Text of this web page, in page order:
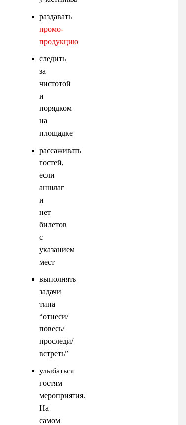
раздавать
промо-
продукцию
следить
за
чистотой
и
порядком
на
площадке
рассаживать
гостей,
если
аншлаг
и
нет
билетов
с
указанием
мест
выполнять
задачи
типа
“отнеси/
повесь/
проследи/
встреть”
улыбаться
гостям
мероприятия.
На
самом